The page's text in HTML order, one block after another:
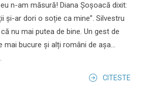
n-am măsură! Diana Șoșoacă dixit:
și-ar dori o soție ca mine”. Silvestru
nu mai putea de bine. Un gest de
mai bucure și alți români de așa...
CITESTE